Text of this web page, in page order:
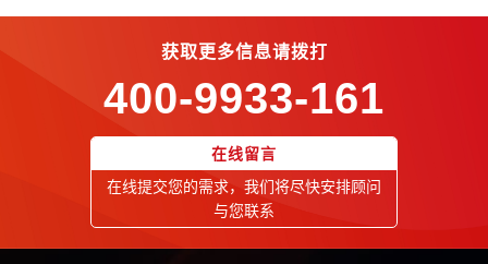
获取更多信息请拨打
400-9933-161
在线留言
在线提交您的需求，我们将尽快安排顾问
与您联系